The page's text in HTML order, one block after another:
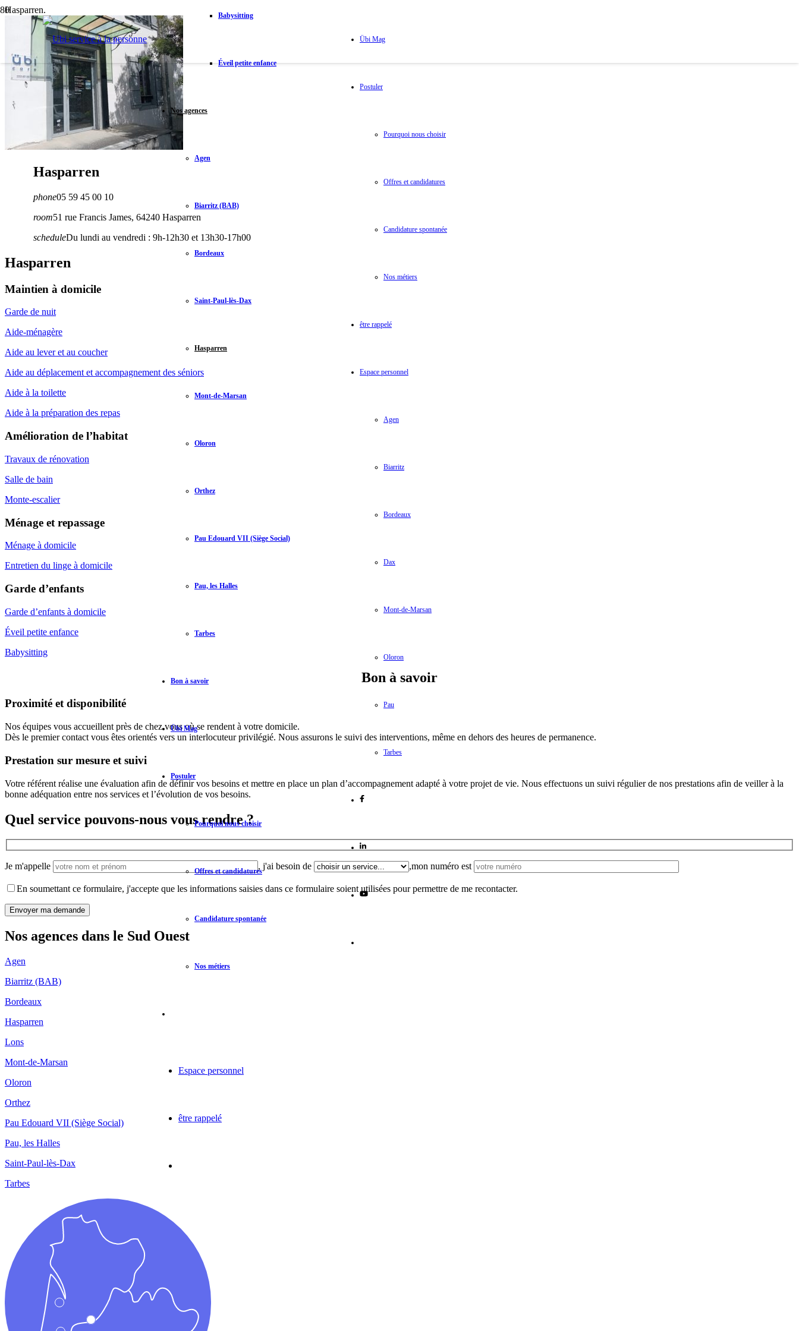
Babysitting
Éveil petite enfance
Nos agences
Agen
Biarritz (BAB)
Bordeaux
Saint-Paul-lès-Dax
Hasparren
Mont-de-Marsan
Oloron
Orthez
Pau Edouard VII (Siège Social)
Pau, les Halles
Tarbes
Bon à savoir
Übi Mag
Postuler
Pourquoi nous choisir
Offres et candidatures
Candidature spontanée
Nos métiers
Espace personnel
être rappelé
Übi Mag
Postuler
Pourquoi nous choisir
Offres et candidatures
Candidature spontanée
Nos métiers
être rappelé
Espace personnel
Agen
Biarritz
Bordeaux
Dax
Mont-de-Marsan
Oloron
Pau
Tarbes
Hasparren.
Hasparren
phone05 59 45 00 10
room51 rue Francis James, 64240 Hasparren
scheduleDu lundi au vendredi : 9h-12h30 et 13h30-17h00
Hasparren
Maintien à domicile
Garde de nuit
Aide-ménagère
Aide au lever et au coucher
Aide au déplacement et accompagnement des séniors
Aide à la toilette
Aide à la préparation des repas
Amélioration de l’habitat
Travaux de rénovation
Salle de bain
Monte-escalier
Ménage et repassage
Ménage à domicile
Entretien du linge à domicile
Garde d’enfants
Garde d’enfants à domicile
Éveil petite enfance
Babysitting
Bon à savoir
Proximité et disponibilité
Nos équipes vous accueillent près de chez vous où se rendent à votre domicile.
Dès le premier contact vous êtes orientés vers un interlocuteur privilégié. Nous assurons le suivi des interventions, même en dehors des heures de permanence.
Prestation sur mesure et suivi
Votre référent réalise une évaluation afin de définir vos besoins et mettre en place un plan d’accompagnement adapté à votre projet de vie. Nous effectuons un suivi régulier de nos prestations afin de veiller à la
bonne adéquation entre nos services et l’évolution de vos besoins.
Quel service pouvons-nous vous rendre ?
Je m'appelle , j'ai besoin de ,mon numéro est
En soumettant ce formulaire, j'accepte que les informations saisies dans ce formulaire soient utilisées pour permettre de me recontacter.
Nos agences dans le Sud Ouest
Agen
Biarritz (BAB)
Bordeaux
Hasparren
Lons
Mont-de-Marsan
Oloron
Orthez
Pau Edouard VII (Siège Social)
Pau, les Halles
Saint-Paul-lès-Dax
Tarbes